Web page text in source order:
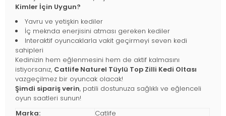
Kimler İçin Uygun?
Yavru ve yetişkin kediler
İç meknda enerjisini atması gereken kediler
Interaktif oyuncaklarla vakit geçirmeyi seven kedi
sahipleri
Kedinizin hem eğlenmesini hem de aktif kalmasını
istiyorsanız, Catlife Naturel Tüylü Top Zilli Kedi Oltası
vazgeçilmez bir oyuncak olacak!
Şimdi sipariş verin, patili dostunuza sağlıklı ve eğlenceli
oyun saatleri sunun!
Marka:
Catlife